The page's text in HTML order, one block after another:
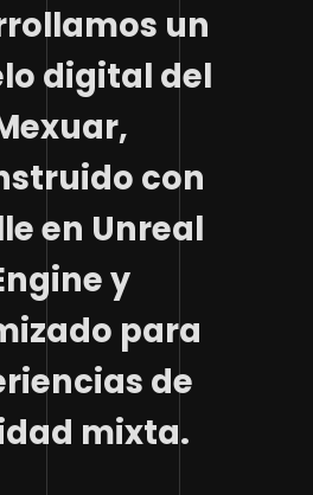
un
digital del
con
en Unreal
y
para
de
mixta.